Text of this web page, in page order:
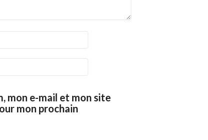
mon e-mail et mon site
mon prochain